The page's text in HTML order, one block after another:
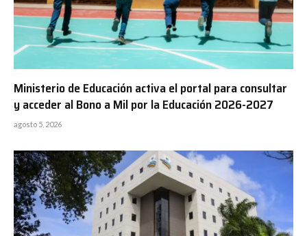
Ministerio de Educación activa el portal para consultar
y acceder al Bono a Mil por la Educación 2026-2027
agosto 5, 2026